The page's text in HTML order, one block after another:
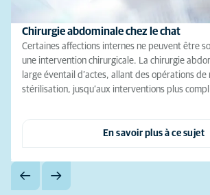
Chirurgie abdominale chez le chat
Certaines affections internes ne peuvent être
une intervention chirurgicale. La chirurgie
large éventail d’actes, allant des opérations de
stérilisation, jusqu’aux interventions plus
En savoir plus à ce sujet